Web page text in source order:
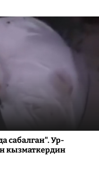
сабалган". Ур-
кызматкердин